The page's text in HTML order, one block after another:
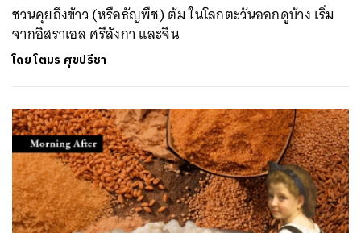
ชวนคุยถึงข้าว (หรือธัญพืช) ต้ม ในโลกตะวันออกดูบ้าง เริ่ม
จากอิสราเอล ศรีลังกา และจีน
โดยโตมร ศุขปรีชา